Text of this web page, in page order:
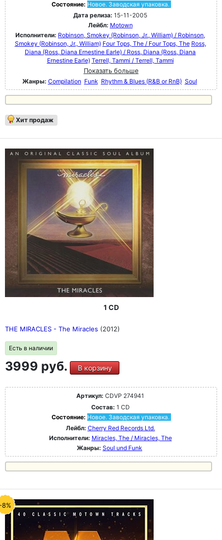
Состояние: Новое. Заводская упаковка.
Дата релиза: 15-11-2005
Лейбл: Motown
Исполнители: Robinson, Smokey (Robinson, Jr., William) / Robinson,
Smokey (Robinson, Jr., William) Four Tops, The / Four Tops, The Ross,
Diana (Ross, Diana Ernestine Earle) / Ross, Diana (Ross, Diana
Ernestine Earle) Terrell, Tammi / Terrell, Tammi
Показать больше
Жанры: Compilation Funk Rhythm & Blues (R&B or RnB) Soul
Хит продаж
1 CD
THE MIRACLES - The Miracles (2012)
Есть в наличии
3999 руб. В корзину
Артикул: CDVP 274941
Состав: 1 CD
Состояние: Новое. Заводская упаковка.
Лейбл: Cherry Red Records Ltd.
Исполнители: Miracles, The / Miracles, The
Жанры: Soul und Funk
8%